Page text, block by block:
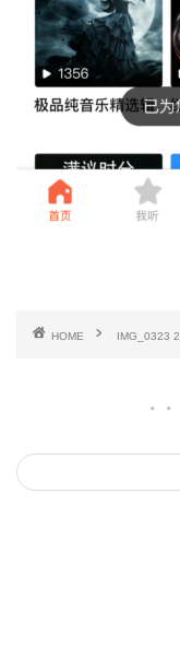
HOME IMG_0323 2